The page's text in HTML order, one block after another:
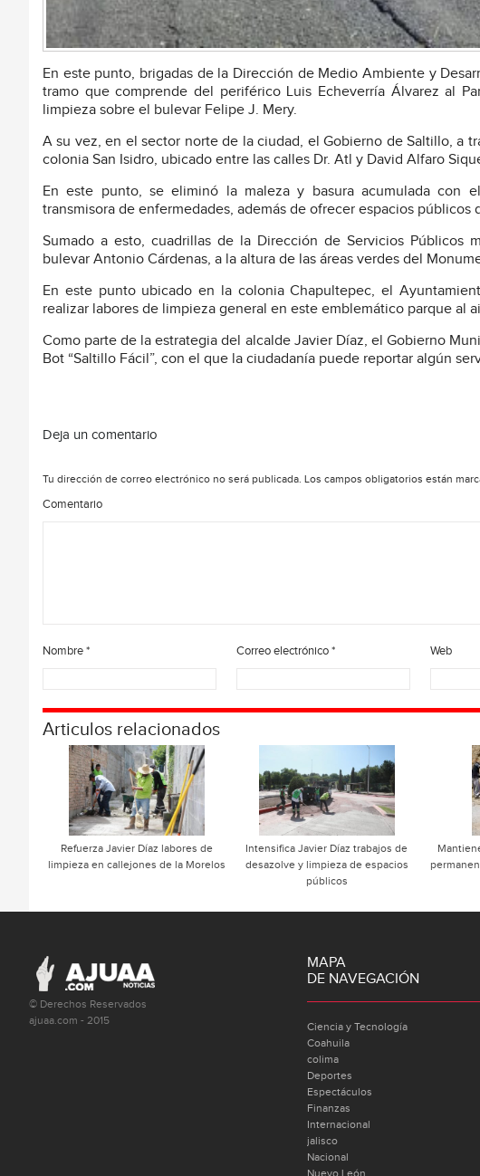
En este punto, brigadas de la Dirección de Medio Ambiente y
tramo que comprende del periférico Luis Echeverría Álvarez al
limpieza sobre el bulevar Felipe J. Mery.
A su vez, en el sector norte de la ciudad, el Gobierno de Saltillo, a
colonia San Isidro, ubicado entre las calles Dr. Atl y David Alfaro
En este punto, se eliminó la maleza y basura acumulada con
transmisora de enfermedades, además de ofrecer espacios públicos
Sumado a esto, cuadrillas de la Dirección de Servicios Públicos
bulevar Antonio Cárdenas, a la altura de las áreas verdes del
En este punto ubicado en la colonia Chapultepec, el
realizar labores de limpieza general en este emblemático parque al
Como parte de la estrategia del alcalde Javier Díaz, el Gobierno
Bot “Saltillo Fácil”, con el que la ciudadanía puede reportar algún
Deja un comentario
Tu dirección de correo electrónico no será publicada. Los campos obligatorios están
Comentario
Nombre* Correo electrónico* Web
Articulos relacionados
Refuerza Javier Díaz labores de
limpieza en callejones de la Morelos
Intensifica Javier Díaz trabajos de
desazolve y limpieza de espacios
públicos
© Derechos Reservados
ajuaa.com - 2015
MAPA
DE NAVEGACIÓN
Ciencia y Tecnología
Coahuila
colima
Deportes
Espectáculos
Finanzas
Internacional
jalisco
Nacional
Nuevo León